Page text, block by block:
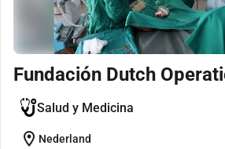
Fundación Dutch
Salud y Medicina
location_on Nederland